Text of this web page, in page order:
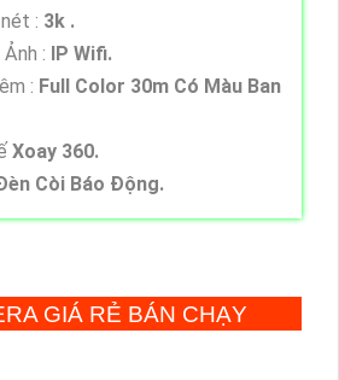
: 3k .
: IP Wifi.
: Full Color 30m Có Màu Ban
Xoay 360.
Còi Báo Động.
GIÁ RẺ BÁN CHẠY